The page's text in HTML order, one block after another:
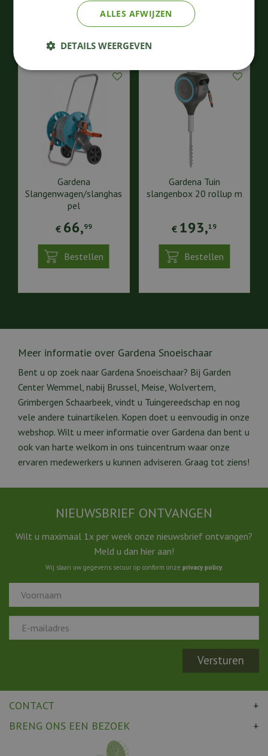
Bestellen Bestellen
Gardena
Slangenwagen/slanghas
pel
€ 66,99
Bestellen
Gardena Tuin
slangenbox 20 rollup m
€ 193,19
Bestellen
Meer informatie over Gardena Snoeischaar
Bent u op zoek naar Gardena Snoeischaar? Bij Garden
Center Wemmel, nabij Brussel, Meise, Wolvertem,
Grimbergen Schaarbeek, vindt u Tuingereedschap en nog
vele andere tuinartikelen. Kopen doet u eenvoudig in onze
webshop. Wilt u meer informatie over Gardena dan bent u
ook van harte welkom in ons tuincentrum waar onze
ervaren medewerkers u kunnen adviseren. Graag tot ziens!
NIEUWSBRIEF ONTVANGEN
Wilt u maximaal 1x per week onze nieuwsbrief ontvangen?
Meld u dan hier aan!
Wij slaan uw gegevens secuur op conform onze privacy policy.
CONTACT
BRENG ONS EEN BEZOEK
ALLES AFWIJZEN
DETAILS WEERGEVEN